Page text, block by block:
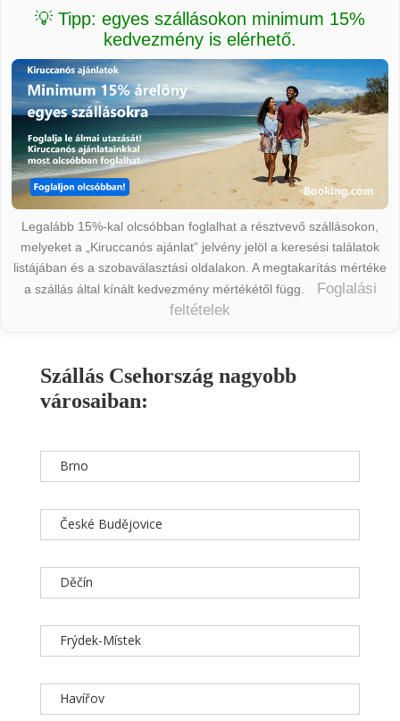
💡 Tipp: egyes szállásokon minimum 15%
kedvezmény is elérhető.
Legalább 15%-kal olcsóbban foglalhat a résztvevő szállásokon,
melyeket a „Kiruccanós ajánlat” jelvény jelöl a keresési találatok
listájában és a szobaválasztási oldalakon. A megtakarítás mértéke
a szállás által kínált kedvezmény mértékétől függ.
Foglalási
feltételek
Szállás Csehország nagyobb
városaiban:
Brno
České Budějovice
Děčín
Frýdek-Místek
Havířov